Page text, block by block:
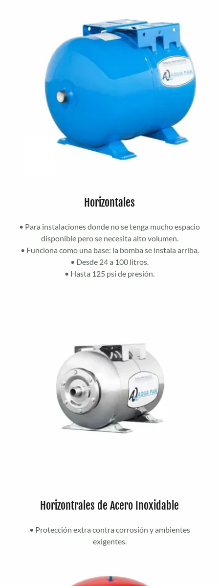
Horizontales
• Para instalaciones donde no se tenga mucho espacio
disponible pero se necesita alto volumen.
• Funciona como una base: la bomba se instala arriba.
• Desde 24 a 100 litros.
• Hasta 125 psi de presión.
Horizontrales de Acero Inoxidable
• Protección extra contra corrosión y ambientes
exigentes.